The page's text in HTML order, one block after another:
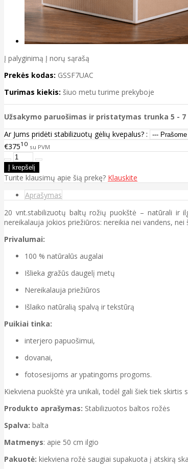
Į palyginimą Į norų sąrašą
Prekės kodas: GSSF7UAC
Turimas kiekis: šiuo metu turime prekyboje
Užsakymo paruošimas ir pristatymas trunka 5 - 7
Ar Jums pridėti stabilizuotų gėlių kvepalus? :
€37510 su PVM
Turite klausimų apie šią prekę? Klauskite
Aprašymas
20 vnt.stabilizuotų baltų rožių puokštė – natūrali ir
nereikalauja jokios priežiūros: nereikia nei vandens, nei
Privalumai:
100 % natūralūs augalai
Išlieka gražūs daugelį metų
Nereikalauja priežiūros
Išlaiko natūralią spalvą ir tekstūrą
Puikiai tinka:
interjero papuošimui,
dovanai,
fotosesijoms ar ypatingoms progoms.
Kiekviena puokštė yra unikali, todėl gali šiek tiek skirtis
Produkto aprašymas: Stabilizuotos baltos rožės
Spalva: balta
Matmenys: apie 50 cm ilgio
Pakuotė: kiekviena rožė saugiai supakuota į atskirą